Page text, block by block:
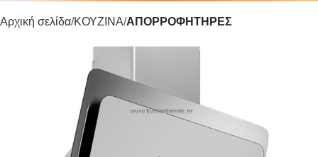
Αρχική σελίδα ΚΟΥΖΙΝΑ ΑΠΟΡΡΟΦΗΤΗΡΕΣ